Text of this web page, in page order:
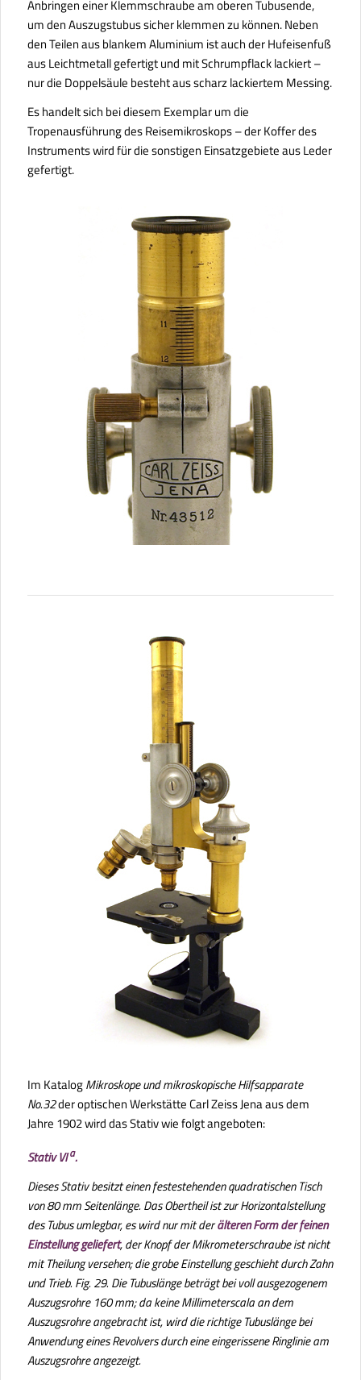
Anbringen einer Klemmschraube am oberen Tubusende,
um den Auszugstubus sicher klemmen zu können. Neben
den Teilen aus blankem Aluminium ist auch der Hufeisenfuß
aus Leichtmetall gefertigt und mit Schrumpflack lackiert –
nur die Doppelsäule besteht aus scharz lackiertem Messing.
Es handelt sich bei diesem Exemplar um die
Tropenausführung des Reisemikroskops – der Koffer des
Instruments wird für die sonstigen Einsatzgebiete aus Leder
gefertigt.
Im KatalogMikroskope und mikroskopische Hilfsapparate
No.32der optischen Werkstätte Carl Zeiss Jena aus dem
Jahre 1902 wird das Stativ wie folgt angeboten:
Stativ VIa.
Dieses Stativ besitzt einen festestehenden quadratischen Tisch
von 80 mm Seitenlänge. Das Obertheil ist zur Horizontalstellung
des Tubus umlegbar, es wird nur mit derälteren Form der feinen
Einstellung geliefert, der Knopf der Mikrometerschraube ist nicht
mit Theilung versehen; die grobe Einstellung geschieht durch Zahn
und Trieb. Fig. 29. Die Tubuslänge beträgt bei voll ausgezogenem
Auszugsrohre 160 mm; da keine Millimeterscala an dem
Auszugsrohre angebracht ist, wird die richtige Tubuslänge bei
Anwendung eines Revolvers durch eine eingerissene Ringlinie am
Auszugsrohre angezeigt.